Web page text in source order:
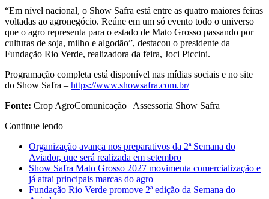
“Em nível nacional, o Show Safra está entre as quatro maiores feiras
voltadas ao agronegócio. Reúne em um só evento todo o universo
que o agro representa para o estado de Mato Grosso passando por
culturas de soja, milho e algodão”, destacou o presidente da
Fundação Rio Verde, realizadora da feira, Joci Piccini.
Programação completa está disponível nas mídias sociais e no site
do Show Safra – https://www.showsafra.com.br/
Fonte: Crop AgroComunicação | Assessoria Show Safra
Continue lendo
Organização avança nos preparativos da 2ª Semana do
Aviador, que será realizada em setembro
Show Safra Mato Grosso 2027 movimenta comercialização e
já atrai principais marcas do agro
Fundação Rio Verde promove 2ª edição da Semana do